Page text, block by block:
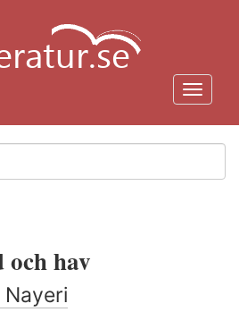
och hav
Nayeri